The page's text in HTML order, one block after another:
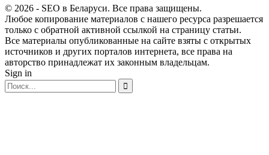
© 2026 - SEO в Беларуси. Все права защищены.
Любое копирование материалов с нашего ресурса разрешается
только с обратной активной ссылкой на страницу статьи.
Все материалы опубликованные на сайте взяты с открытых
источников и других порталов интернета, все права на
авторство принадлежат их законным владельцам.
Sign in